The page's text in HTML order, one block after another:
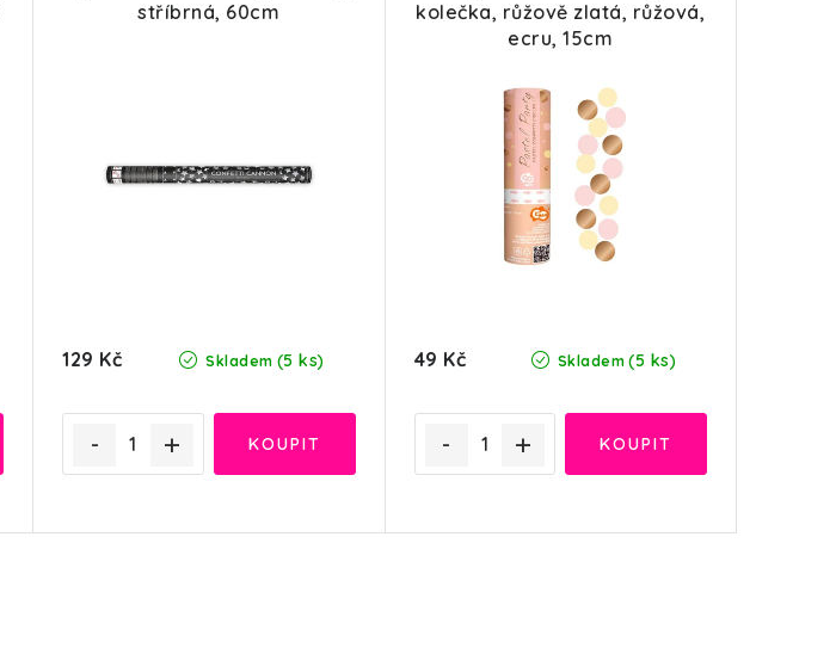
stříbrná, 60cm
Skladem (5 ks)
129 Kč
kolečka, růžově zlatá, růžová,
ecru, 15cm
Skladem (5 ks)
49 Kč